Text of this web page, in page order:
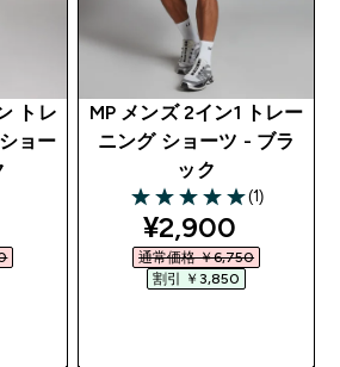
トレ
ョー
price
MP メンズ 2イン1 トレー
ニング ショーツ - ブラ
ック
5 out of 5 stars
(1)
discounted
¥2,900‎
通常価格 ￥6,750‎
割引 ￥3,850‎